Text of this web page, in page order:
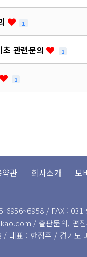
1
초 관련문의 1
1
관 회사소개 모
6956~6958 / FAX :
/ 출판문의, 편
대표 : 한정주 / 경기도